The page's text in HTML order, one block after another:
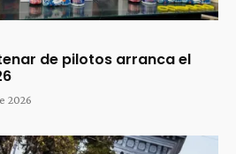
de pilotos arranca el
2026